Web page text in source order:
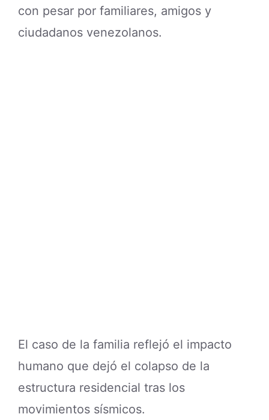
con pesar por familiares, amigos y
ciudadanos venezolanos.
El caso de la familia reflejó el impacto
humano que dejó el colapso de la
estructura residencial tras los
movimientos sísmicos.